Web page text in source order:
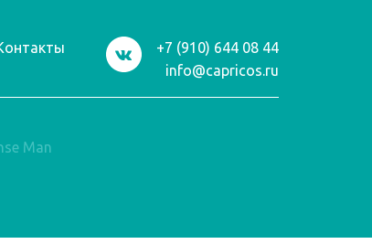
+7 (910) 644 08 44
info@capricos.ru
Man